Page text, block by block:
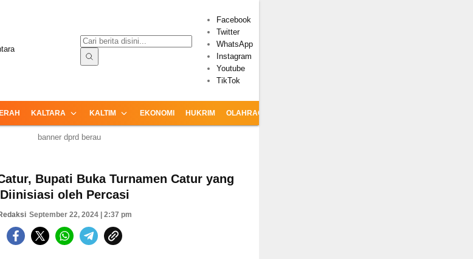
Facebook
Twitter
WhatsApp
Instagram
Youtube
TikTok
KALTARA KALTIM EKONOMI HUKRIM OLAHRAGA
Bupati Buka Turnamen Catur yang
Diinisiasi oleh Percasi
September 22, 2024 | 2:37 pm